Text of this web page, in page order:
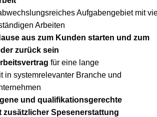
Aufgabengebiet mit
Arbeiten
aus zum Kunden starten und zum
zurück sein
für eine lange
in systemrelevanter Branche und
und qualifikationsgerechte
zusätzlicher Spesenerstattung